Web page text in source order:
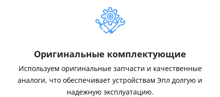
Оригинальные комплектующие
Используем оригинальные запчасти и качественные
аналоги, что обеспечивает устройствам Эпл долгую и
надежную эксплуатацию.